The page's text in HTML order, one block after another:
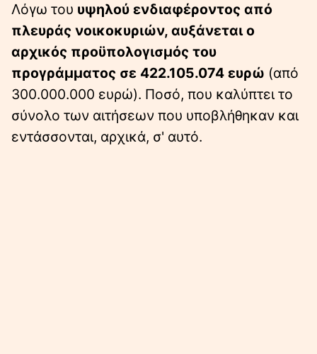
Λόγω του υψηλού ενδιαφέροντος από
πλευράς νοικοκυριών, αυξάνεται ο
αρχικός προϋπολογισμός του
προγράμματος σε 422.105.074 ευρώ (από
300.000.000 ευρώ). Ποσό, που καλύπτει το
σύνολο των αιτήσεων που υποβλήθηκαν και
εντάσσονται, αρχικά, σ' αυτό.